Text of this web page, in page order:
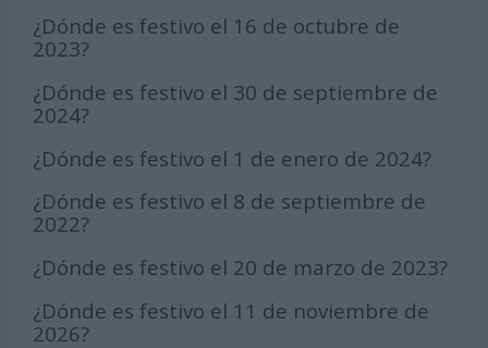
¿Dónde es festivo el 16 de octubre de
2023?
¿Dónde es festivo el 30 de septiembre de
2024?
¿Dónde es festivo el 1 de enero de 2024?
¿Dónde es festivo el 8 de septiembre de
2022?
¿Dónde es festivo el 20 de marzo de 2023?
¿Dónde es festivo el 11 de noviembre de
2026?